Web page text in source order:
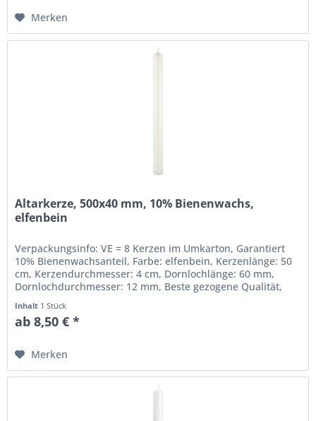
Merken
Altarkerze, 500x40 mm, 10% Bienenwachs,
elfenbein
Verpackungsinfo: VE = 8 Kerzen im Umkarton, Garantiert
10% Bienenwachsanteil, Farbe: elfenbein, Kerzenlänge: 50
cm, Kerzendurchmesser: 4 cm, Dornlochlänge: 60 mm,
Dornlochdurchmesser: 12 mm, Beste gezogene Qualität,
Inhalt 1 Stück
ab 8,50 € *
Merken